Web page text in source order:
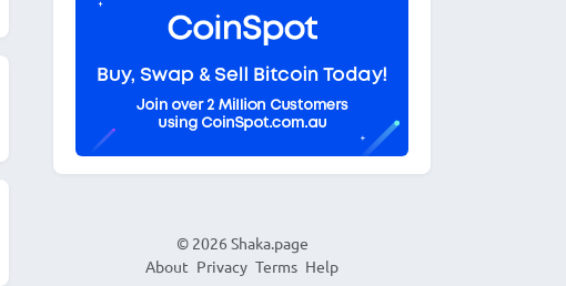
© 2026 Shaka.page
About Privacy Terms Help